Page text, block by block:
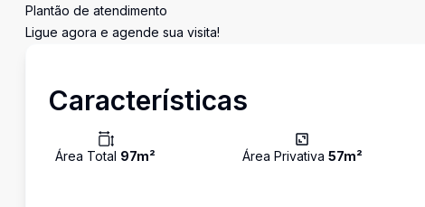
Plantão de atendimento
Ligue agora e agende sua visita!
Características
Área Total 97m² Área Privativa 57m²